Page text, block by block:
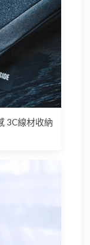
3C線材收納